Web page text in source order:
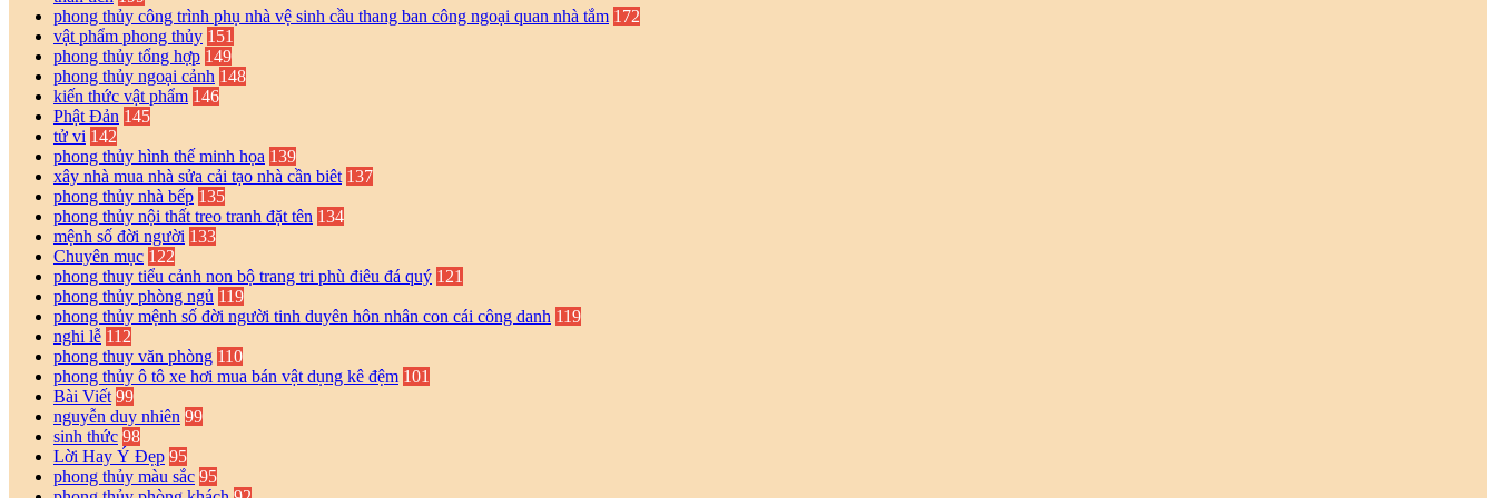
phong thủy công trình phụ nhà vệ sinh cầu thang ban công ngoại quan nhà tắm 172
vật phẩm phong thủy 151
phong thủy tổng hợp 149
phong thủy ngoại cảnh 148
kiến thức vật phẩm 146
Phật Đản 145
tử vi 142
phong thủy hình thế minh họa 139
xây nhà mua nhà sửa cải tạo nhà cần biêt 137
phong thủy nhà bếp 135
phong thủy nội thất treo tranh đặt tên 134
mệnh số đời người 133
Chuyên mục 122
phong thuy tiểu cảnh non bộ trang tri phù điêu đá quý 121
phong thủy phòng ngủ 119
phong thủy mệnh số đời người tinh duyên hôn nhân con cái công danh 119
nghi lễ 112
phong thuy văn phòng 110
phong thủy ô tô xe hơi mua bán vật dụng kê đệm 101
Bài Viết 99
nguyễn duy nhiên 99
sinh thức 98
Lời Hay Ý Đẹp 95
phong thủy màu sắc 95